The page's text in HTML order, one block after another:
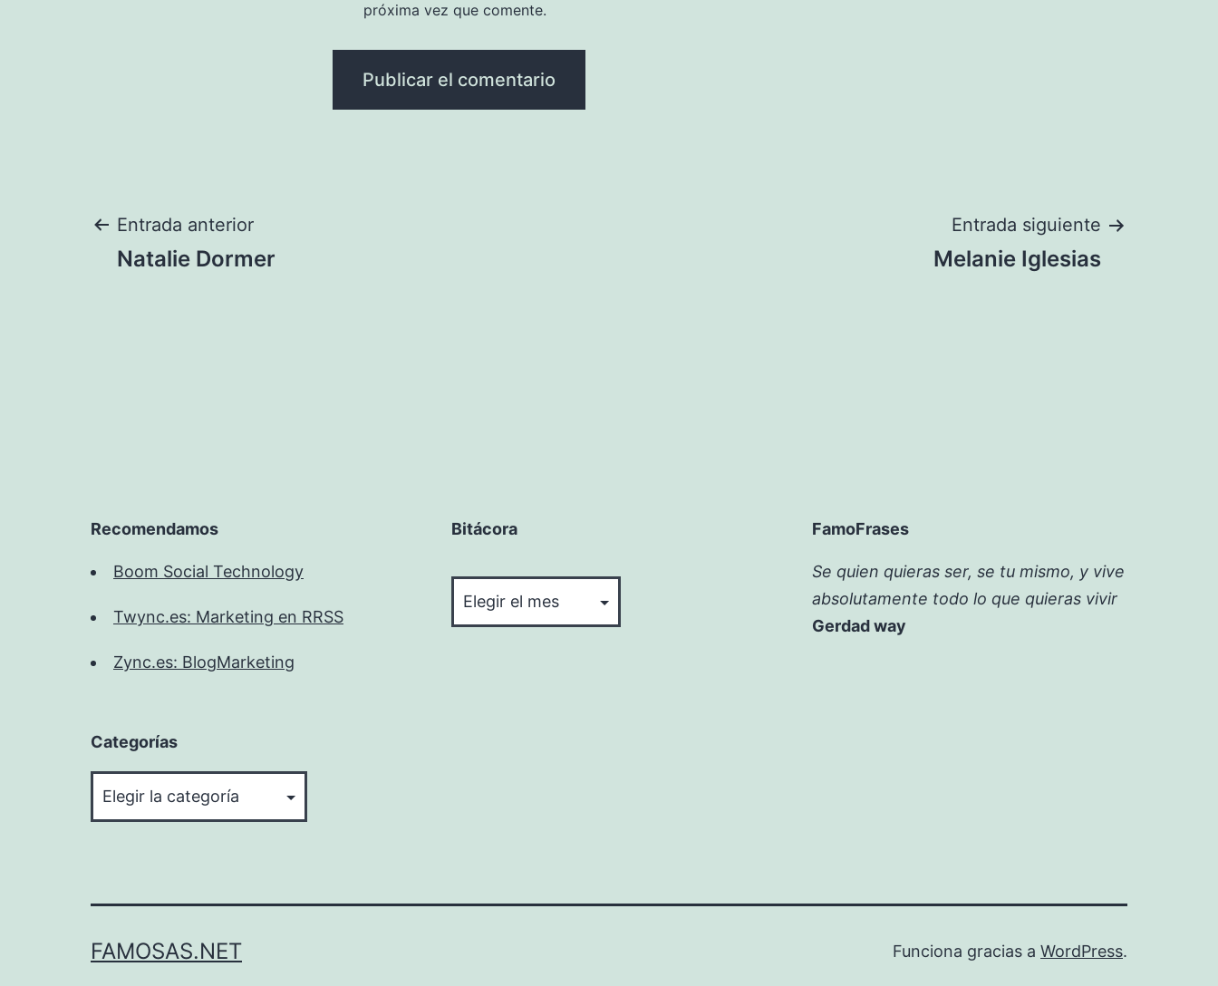
próxima vez que comente.
Navegación
Entrada anterior
Natalie Dormer
Entrada siguiente
Melanie Iglesias
Recomendamos
Boom Social Technology
Twync.es: Marketing en RRSS
Zync.es: BlogMarketing
Bitácora FamoFrases
Se quien quieras ser, se tu mismo, y vive
absolutamente todo lo que quieras vivir
Gerdad way
Categorías
FAMOSAS.NET Funciona gracias a WordPress.